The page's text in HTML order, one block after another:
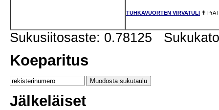
TUHKAVUORTEN VIRVATULI ✝ PrA
Sukusiitosaste: 0.78125
Koeparitus
Jälkeläiset